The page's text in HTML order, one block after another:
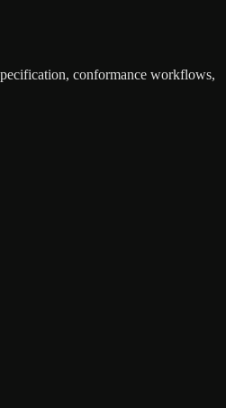
conformance workflows,